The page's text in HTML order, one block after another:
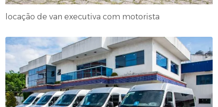
locação de van executiva com motorista